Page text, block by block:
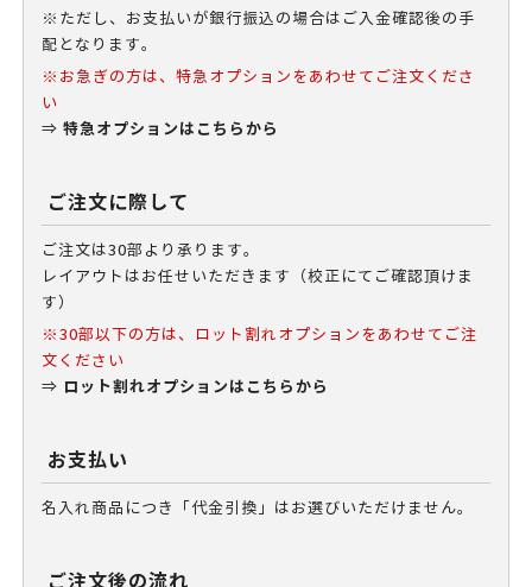
※ただし、お支払いが銀行振込の場合はご入金確認後の手
配となります。
※お急ぎの方は、特急オプションをあわせてご注文くださ
い
⇒ 特急オプションはこちらから
ご注文に際して
ご注文は30部より承ります。
レイアウトはお任せいただきます（校正にてご確認頂けま
す）
※30部以下の方は、ロット割れオプションをあわせてご注
文ください
⇒ ロット割れオプションはこちらから
お支払い
名入れ商品につき「代金引換」はお選びいただけません。
ご注文後の流れ